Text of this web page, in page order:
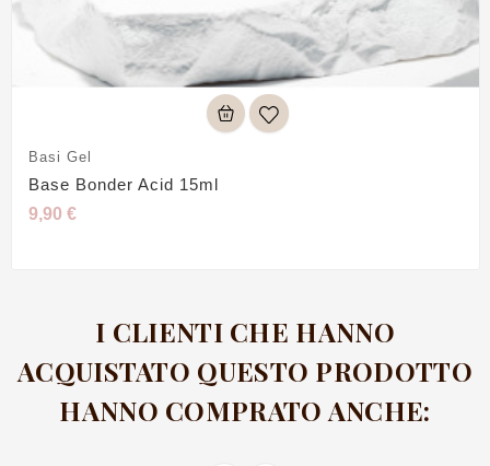
Basi Gel
Base Bonder Acid 15ml
9,90 €
I CLIENTI CHE HANNO
ACQUISTATO QUESTO PRODOTTO
HANNO COMPRATO ANCHE: